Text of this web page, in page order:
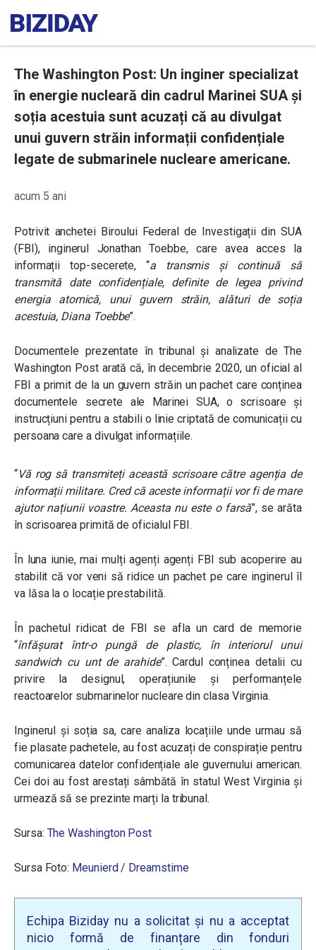
The Washington Post: Un inginer specializat
în energie nucleară din cadrul Marinei SUA și
soția acestuia sunt acuzați că au divulgat
unui guvern străin informații confidențiale
legate de submarinele nucleare americane.
acum 5 ani
Potrivit anchetei Biroului Federal de Investigații din SUA
(FBI), inginerul Jonathan Toebbe, care avea acces la
informații top-secerete,“atransmis și continuă să
transmită date confidențiale, definite de legea privind
energia atomică, unui guvern străin, alături de soția
acestuia, Diana Toebbe”.
Documentele prezentate în tribunal și analizate de The
Washington Post arată că, în decembrie 2020, un oficial al
FBI a primit de la un guvern străin un pachet care conținea
documentele secrete ale Marinei SUA, o scrisoare și
instrucțiuni pentru a stabili o linie criptată de comunicații cu
persoana care a divulgat informațiile.
“Vărog să transmiteți această scrisoare către agenția de
informații militare. Cred că aceste informații vor fi de mare
ajutor națiunii voastre. Aceasta nu este o farsă”, se arăta
în scrisoarea primită de oficialul FBI.
În luna iunie, mai mulți agenți agenți FBI sub acoperire au
stabilit că vor veni să ridice un pachet pe care inginerul îl
va lăsa la o locație prestabilită.
În pachetul ridicat de FBI se afla un card de memorie
“înfășurat într-o pungă de plastic, în interiorul unui
sandwich cu unt de arahide”. Cardul conținea detalii cu
privire la designul, operațiunile și performanțele
reactoarelor submarinelor nucleare din clasa Virginia.
Inginerul și soția sa, care analiza locațiile unde urmau să
fie plasate pachetele, au fost acuzați de conspirație pentru
comunicarea datelor confidențiale ale guvernului american.
Cei doi au fost arestați sâmbătă în statul West Virginia și
urmează să se prezinte marți la tribunal.
Sursa: The Washington Post
Sursa Foto: Meunierd / Dreamstime
Echipa Biziday nu a solicitat și nu a acceptat
nicio formă de finanțare din fonduri